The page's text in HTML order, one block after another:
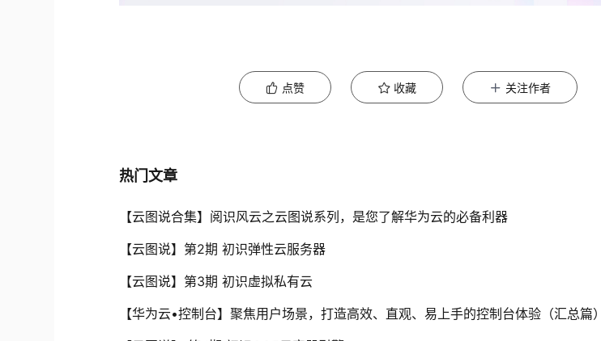
点赞 收藏 关注作者
热门文章
【云图说合集】阅识风云之云图说系列，是您了解华为云的必备利器
【云图说】第2期 初识弹性云服务器
【云图说】第3期 初识虚拟私有云
【华为云•控制台】聚焦用户场景，打造高效、直观、易上手的控制台体验（汇总篇）